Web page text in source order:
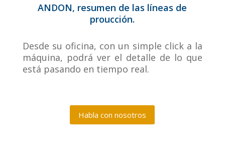
ANDON, resumen de las líneas de
proucción.
Desde su oficina, con un simple click a la
máquina, podrá ver el detalle de lo que
está pasando en tiempo real.
Habla con nosotros